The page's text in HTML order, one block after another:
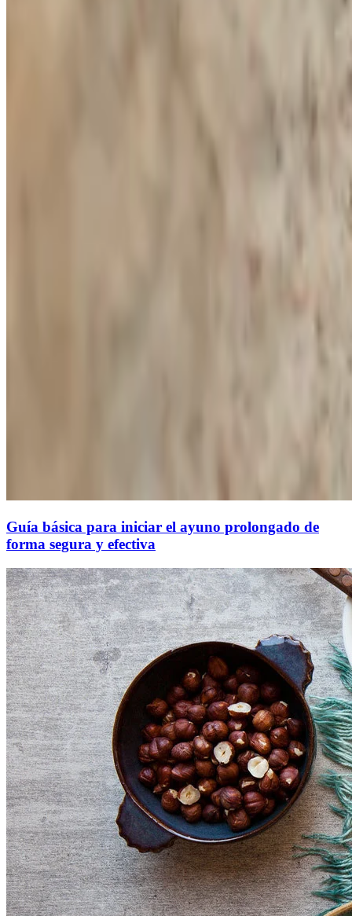
Guía básica para iniciar el ayuno prolongado de
forma segura y efectiva